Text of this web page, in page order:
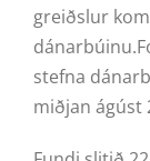
greiðslur
stefna
miðjan ágúst